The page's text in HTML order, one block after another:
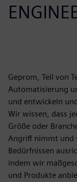
Geprom, Teil von
Automatisierung
und entwickeln
Wir wissen, dass
Größe oder
Angriff nimmt und
Bedürfnissen
indem wir
und Produkte